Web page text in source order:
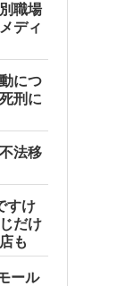
職場
ディ
につ
刑に
法移
すけ
だけ
も
ール